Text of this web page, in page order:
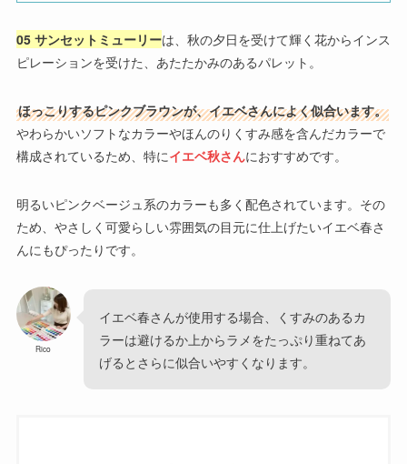
05 サンセットミューリーは、秋の夕日を受けて輝く花からインス
ピレーションを受けた、あたたかみのあるパレット。
ほっこりするピンクブラウンが、イエベさんによく似合います。
やわらかいソフトなカラーやほんのりくすみ感を含んだカラーで
構成されているため、特にイエベ秋さんにおすすめです。
明るいピンクベージュ系のカラーも多く配色されています。その
ため、やさしく可愛らしい雰囲気の目元に仕上げたいイエベ春さ
んにもぴったりです。
Rico
イエベ春さんが使用する場合、くすみのあるカ
ラーは避けるか上からラメをたっぷり重ねてあ
げるとさらに似合いやすくなります。